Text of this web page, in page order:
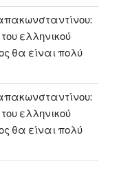
ελληνικού
θα είναι πολύ
ελληνικού
θα είναι πολύ